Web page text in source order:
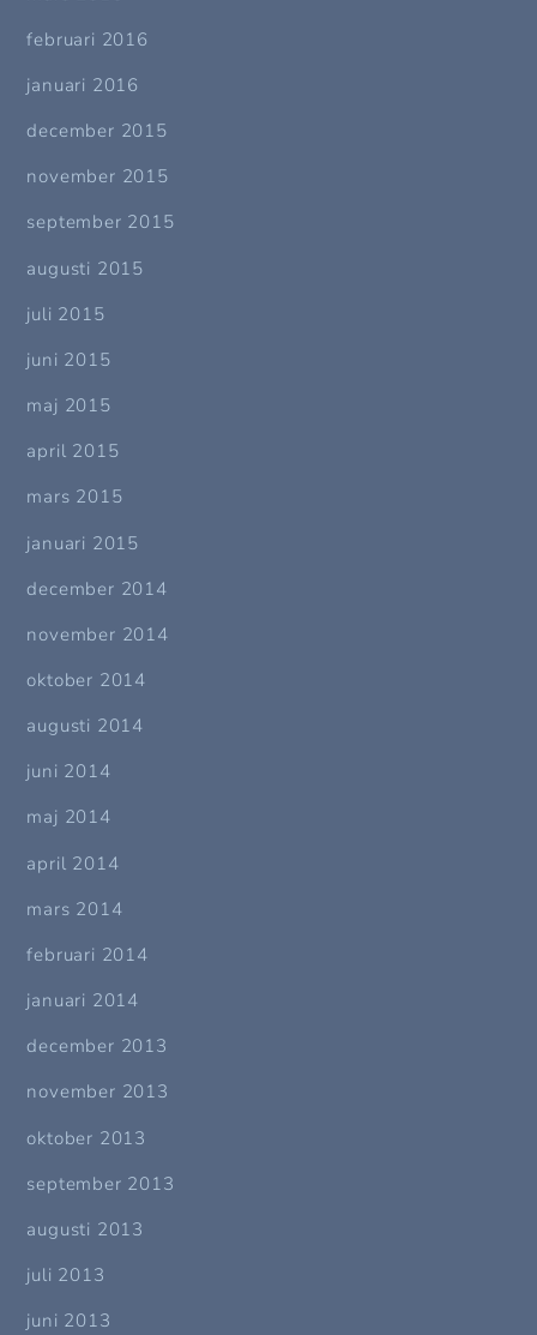
februari 2016
januari 2016
december 2015
november 2015
september 2015
augusti 2015
juli 2015
juni 2015
maj 2015
april 2015
mars 2015
januari 2015
december 2014
november 2014
oktober 2014
augusti 2014
juni 2014
maj 2014
april 2014
mars 2014
februari 2014
januari 2014
december 2013
november 2013
oktober 2013
september 2013
augusti 2013
juli 2013
juni 2013